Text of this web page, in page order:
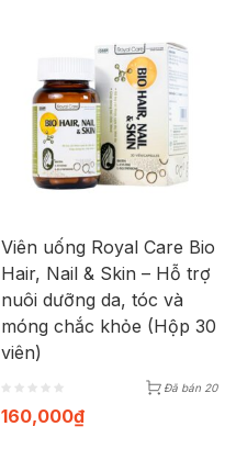
Viên uống Royal Care Bio
Hair, Nail & Skin – Hỗ trợ
nuôi dưỡng da, tóc và
móng chắc khỏe (Hộp 30
viên)
Đã bán 20
160,000₫